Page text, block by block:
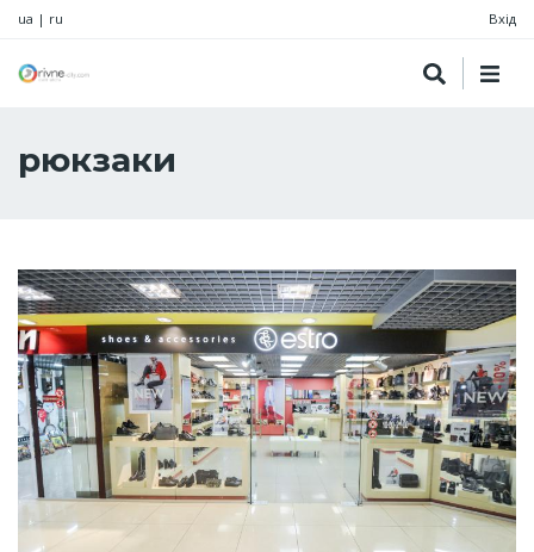
ua | ru Вхід
рюкзаки